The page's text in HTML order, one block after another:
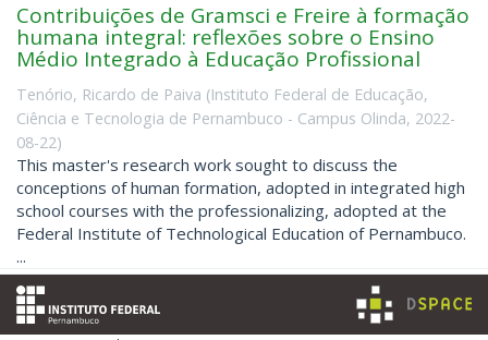
Contribuições de Gramsci e Freire à formação
humana integral: reflexões sobre o Ensino
Médio Integrado à Educação Profissional
Tenório, Ricardo de Paiva (Instituto Federal de Educação,
Ciência e Tecnologia de Pernambuco - Campus Olinda, 2022-
08-22)
This master's research work sought to discuss the
conceptions of human formation, adopted in integrated high
school courses with the professionalizing, adopted at the
Federal Institute of Technological Education of Pernambuco.
...